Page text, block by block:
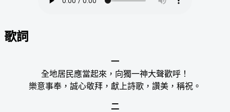
歌詞
一
全地居民應當起來，向獨一神大聲歡呼！
樂意事奉，誠心敬拜，獻上詩歌，讚美，稱祝。
二